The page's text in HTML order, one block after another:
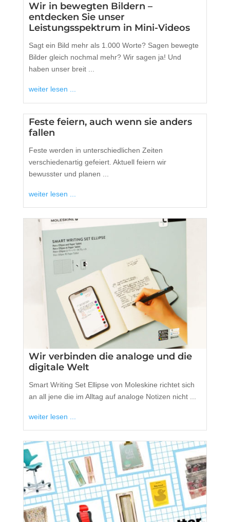
Wir in bewegten Bildern –
entdecken Sie unser
Leistungsspektrum in Mini-Videos
Sagt ein Bild mehr als 1.000 Worte? Sagen bewegte
Bilder gleich nochmal mehr? Wir sagen ja! Und
haben unser breit ...
weiter lesen ...
Feste feiern, auch wenn sie anders
fallen
Feste werden in unterschiedlichen Zeiten
verschiedenartig gefeiert. Aktuell feiern wir
bewusster und planen ...
weiter lesen ...
Wir verbinden die analoge und die
digitale Welt
Smart Writing Set Ellipse von Moleskine richtet sich
an all jene die im Alltag auf analoge Notizen nicht ...
weiter lesen ...